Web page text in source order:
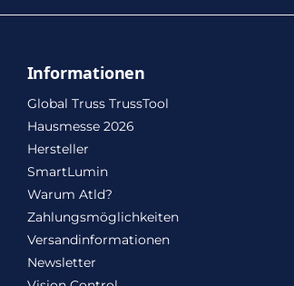
Informationen
Global Truss TrussTool
Hausmesse 2026
Hersteller
SmartLumin
Warum Atld?
Zahlungsmöglichkeiten
Versandinformationen
Newsletter